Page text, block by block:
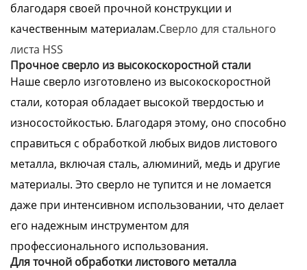
благодаря своей прочной конструкции и
качественным материалам.Сверло для стального
листа HSS
Прочное сверло из высокоскоростной стали
Наше сверло изготовлено из высокоскоростной
стали, которая обладает высокой твердостью и
износостойкостью. Благодаря этому, оно способно
справиться с обработкой любых видов листового
металла, включая сталь, алюминий, медь и другие
материалы. Это сверло не тупится и не ломается
даже при интенсивном использовании, что делает
его надежным инструментом для
профессионального использования.
Для точной обработки листового металла